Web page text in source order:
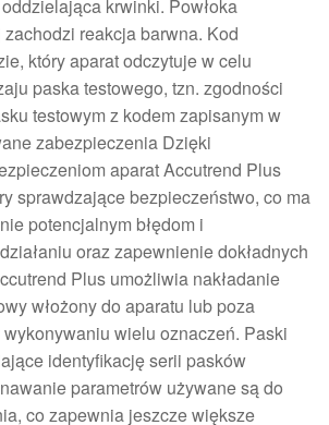
krwinki. Powłoka
reakcja barwna. Kod
który aparat odczytuje w celu
paska testowego, tzn. zgodności
testowym z kodem zapisanym w
zabezpieczenia Dzięki
aparat Accutrend Plus
sprawdzające bezpieczeństwo, co ma
potencjalnym błędom i
oraz zapewnienie dokładnych
Plus umożliwia nakładanie
włożony do aparatu lub poza
wielu oznaczeń. Paski
identyfikację serii pasków
parametrów używane są do
co zapewnia jeszcze większe